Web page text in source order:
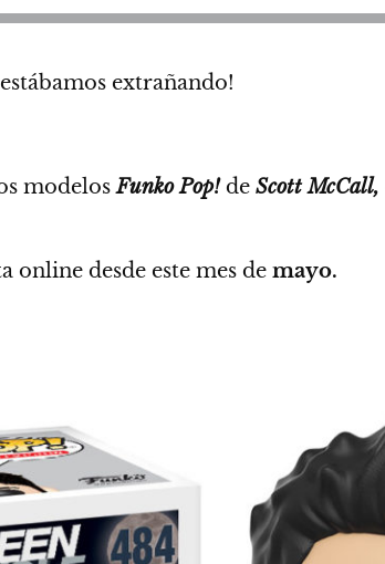
estábamos extrañando!
modelosFunko Pop! de Scott McCall,
online desde este mes de mayo.